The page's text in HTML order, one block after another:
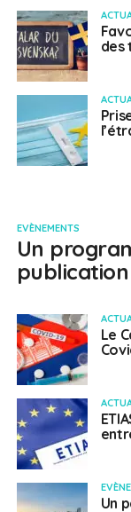
des
EVÈNEMENTS
Un
publication
Le
Un